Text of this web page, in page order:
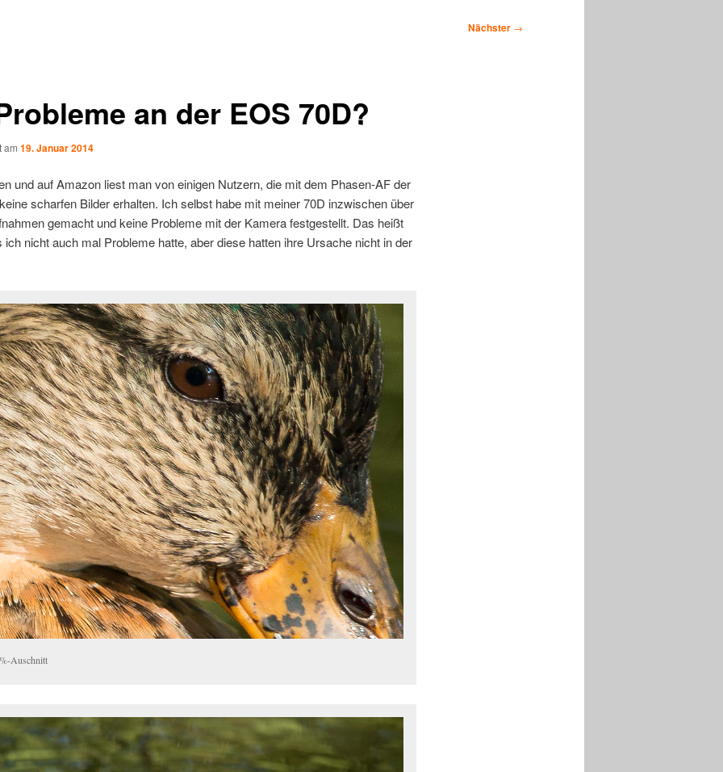
Nächster →
an der EOS 70D?
am 19. Januar 2014
und auf Amazon liest man von einigen Nutzern, die mit dem Phasen-AF der
scharfen Bilder erhalten. Ich selbst habe mit meiner 70D inzwischen über
gemacht und keine Probleme mit der Kamera festgestellt. Das heißt
ich nicht auch mal Probleme hatte, aber diese hatten ihre Ursache nicht in der
Auschnitt